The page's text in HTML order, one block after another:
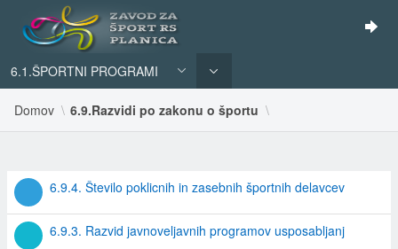
6.1.ŠPORTNI PROGRAMI
Domov 6.9.Razvidi po zakonu o športu
REZULTATI
ISKANJA
6.9.4. Število poklicnih in zasebnih športnih delavcev
6.9.3. Razvid javnoveljavnih programov usposabljanj